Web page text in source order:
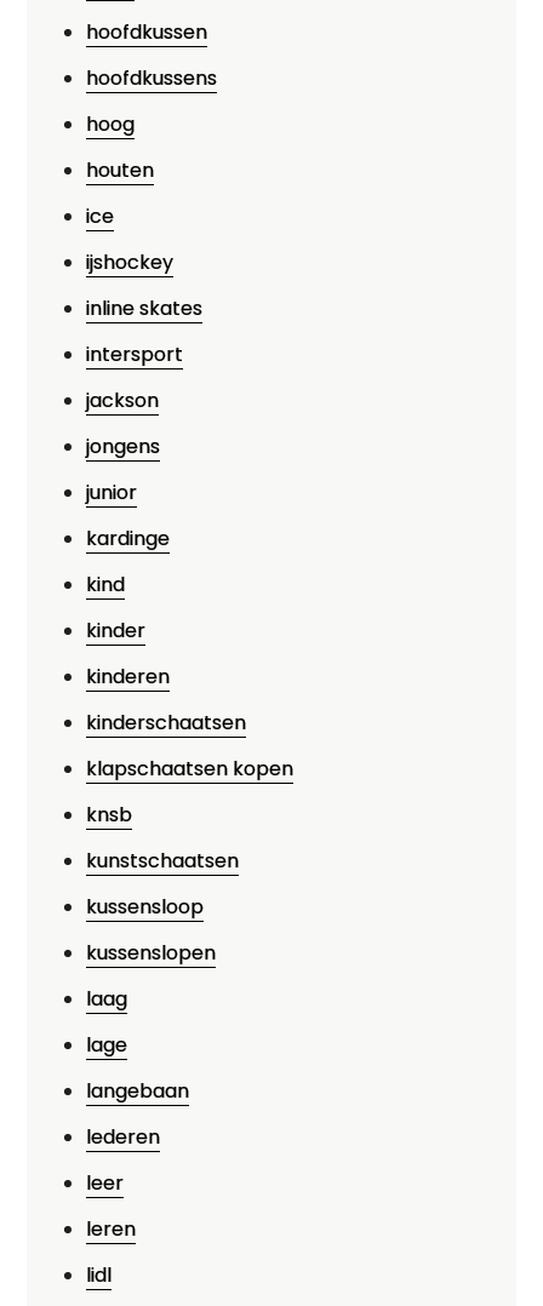
hoofdkussen
hoofdkussens
hoog
houten
ice
ijshockey
inline skates
intersport
jackson
jongens
junior
kardinge
kind
kinder
kinderen
kinderschaatsen
klapschaatsen kopen
knsb
kunstschaatsen
kussensloop
kussenslopen
laag
lage
langebaan
lederen
leer
leren
lidl